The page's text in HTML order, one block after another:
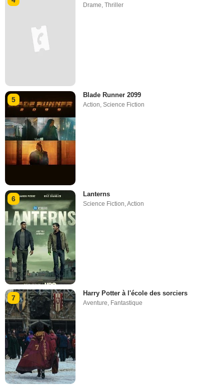
Drame,Thriller
5
Blade Runner 2099
Action ,Science Fiction
6
Lanterns
Science Fiction,Action
7
Harry Potter à l'école des sorciers
Aventure, Fantastique